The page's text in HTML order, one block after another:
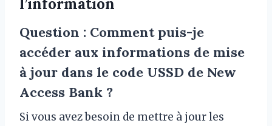
l’information
Question : Comment puis-je
accéder aux informations de mise
à jour dans le code USSD de New
Access Bank ?
Si vous avez besoin de mettre à jour les